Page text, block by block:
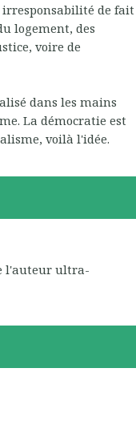
irresponsabilité de fait
logement, des
voire de
dans les mains
La démocratie est
voilà l'idée.
l'auteur ultra-